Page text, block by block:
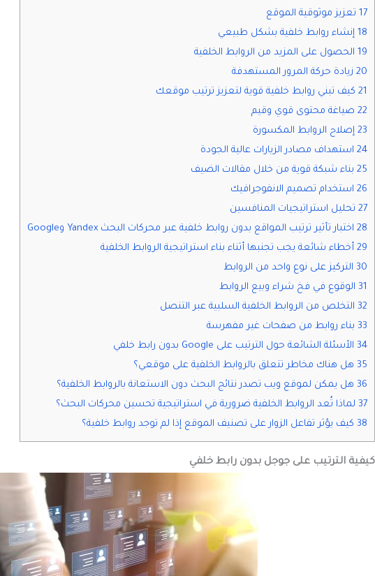
17 تعزيز موثوقية الموقع
18 إنشاء روابط خلفية بشكل طبيعي
19 الحصول على المزيد من الروابط الخلفية
20 زيادة حركة المرور المستهدفة
21 كيف تبني روابط خلفية قوية لتعزيز ترتيب موقعك
22 صياغة محتوى قوي وقيم
23 إصلاح الروابط المكسورة
24 استهداف مصادر الزيارات عالية الجودة
25 بناء شبكة قوية من خلال مقالات الضيف
26 استخدام تصميم الانفوجرافيك
27 تحليل استراتيجيات المنافسين
28 اختبار تأثير ترتيب المواقع بدون روابط خلفية عبر محركات البحث Yandex وGoogle
29 أخطاء شائعة يجب تجنبها أثناء بناء استراتيجية الروابط الخلفية
30 التركيز على نوع واحد من الروابط
31 الوقوع في فخ شراء وبيع الروابط
32 التخلص من الروابط الخلفية السلبية عبر التنصل
33 بناء روابط من صفحات غير مفهرسة
34 الأسئلة الشائعة حول الترتيب على Google بدون رابط خلفي
35 هل هناك مخاطر تتعلق بالروابط الخلفية على موقعي؟
36 هل يمكن لموقع ويب تصدر نتائج البحث دون الاستعانة بالروابط الخلفية؟
37 لماذا تُعد الروابط الخلفية ضرورية في استراتيجية تحسين محركات البحث؟
38 كيف يؤثر تفاعل الزوار على تصنيف الموقع إذا لم توجد روابط خلفية؟
كيفية الترتيب على جوجل بدون رابط خلفي